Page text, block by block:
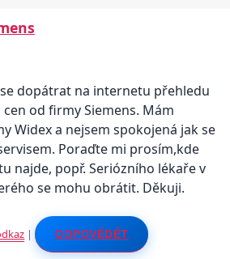
dopátrat na internetu přehledu
od firmy Siemens. Mám
Widex a nejsem spokojená jak se
Poraďte mi prosím,kde
najde, popř. Seriózního lékaře v
se mohu obrátit. Děkuji.
| ODPOVĚDĚT